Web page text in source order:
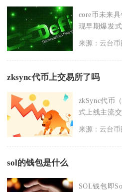
core币未来
现早期爆发
来源：云台币
zksync代币上交易所了吗
zkSync代币
式上线主流
来源：云台币
sol的钱包是什么
SOL钱包即